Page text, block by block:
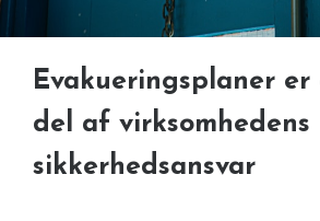
Evakueringsplaner er
del af virksomhedens
sikkerhedsansvar